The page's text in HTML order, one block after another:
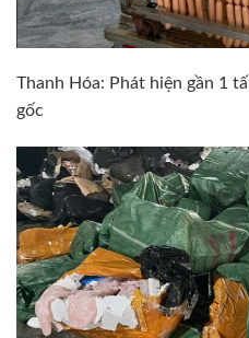
Thanh Hóa: Phát hiện gần 1
gốc